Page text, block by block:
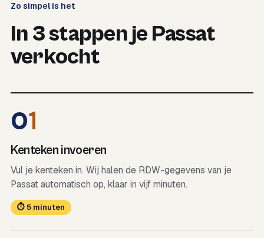
Zo simpel is het
In 3 stappen je Passat
verkocht
01
Kenteken invoeren
Vul je kenteken in. Wij halen de RDW-gegevens van je
Passat automatisch op, klaar in vijf minuten.
⏱ 5 minuten